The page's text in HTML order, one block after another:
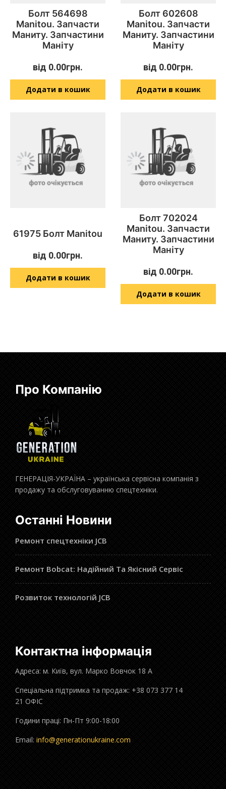
Болт 564698
Manitou. Запчасти
Маниту. Запчастини
Маніту
від 0.00грн.
Додати в кошик
Болт 602608
Manitou. Запчасти
Маниту. Запчастини
Маніту
від 0.00грн.
Додати в кошик
61975 Болт Manitou
від 0.00грн.
Додати в кошик
Болт 702024
Manitou. Запчасти
Маниту. Запчастини
Маніту
від 0.00грн.
Додати в кошик
Про Компанію
ГЕНЕРАЦІЯ-УКРАЇНА – українська сервісна компанія з
продажу та обслуговуванню спецтехніки.
Останні Новини
Ремонт спецтехніки JCB
Ремонт Bobcat: Надійний Та Якісний Сервіс
Розвиток технологій JCB
Контактна інформація
Адреса: м. Київ, вул. Марко Вовчок 18 А
Спеціальна підтримка та продаж: +38 073 377 14
21 ОФІС
Години праці: Пн-Пт 9:00-18:00
Email: info@generationukraine.com